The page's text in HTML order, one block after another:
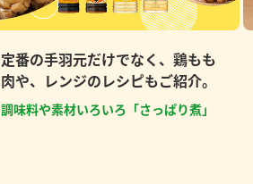
定番の手羽元だけでなく、鶏もも
肉や、レンジのレシピもご紹介。
調味料や素材いろいろ「さっぱり煮」